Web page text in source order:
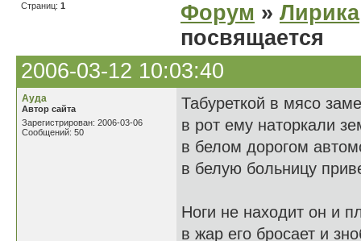
Страниц: 1 Форум » Лирика
посвящается
2006-03-12 10:03:40
Ауда
Автор сайта
Зарегистрирован: 2006-03-06
Сообщений: 50
Табуреткой в мясо
в рот ему наторкали
в белом дорогом
в белую больницу
Ноги не находит он и
в жар его бросает и